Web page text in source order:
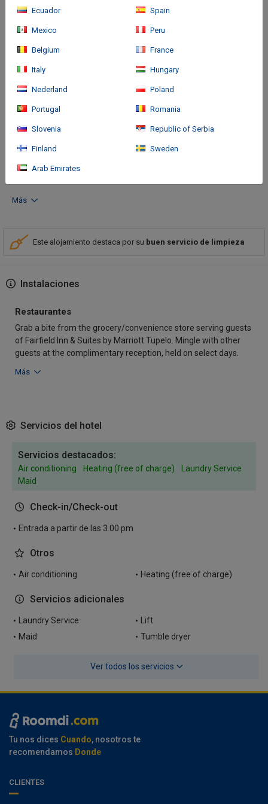
Located in Tupelo, Fairfield Inn & Suites by Marriott Tupelo is in
Tupelo Movies 8 and Elvis Presley Lake and Campground. This
hotel is 5.
Más
Este alojamiento destaca por su buen servicio de limpieza
Instalaciones
Restaurantes
Grab a bite from the grocery/convenience store serving guests
of Fairfield Inn & Suites by Marriott Tupelo. Mingle with other
guests at the complimentary reception, held on select days.
Más
Servicios del hotel
Servicios destacados:
Air conditioning Heating (free of charge)
Laundry Service
Maid
Check-in/Check-out
Entrada a partir de las 3.00 pm
Otros
Air conditioning Heating (free of charge)
Servicios adicionales
Laundry Service
Lift
Maid
Tumble dryer
Ver todos los servicios
Tu nos dices Cuando, nosotros te
recomendamos Donde
CLIENTES
Ecuador Spain
Mexico Peru
Belgium France
Italy Hungary
Nederland Poland
Portugal Romania
Slovenia Republic of Serbia
Finland Sweden
Arab Emirates